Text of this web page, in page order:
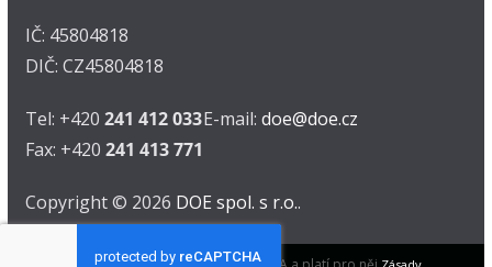
IČ: 45804818
DIČ: CZ45804818
Tel: +420 241 412 033
Fax: +420 241 413 771
E-mail: doe@doe.cz
Copyright © 2026 DOE spol. s r.o..